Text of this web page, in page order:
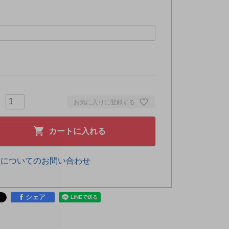
お気に入りに登録する
カートに入れる
ついてのお問い合わせ
シェア